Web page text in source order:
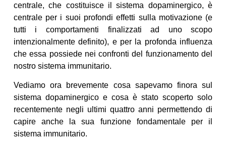
centrale, che costituisce il sistema dopaminergico, è
centrale per i suoi profondi effetti sulla motivazione (e
tutti i comportamenti finalizzati ad uno scopo
intenzionalmente definito), e per la profonda influenza
che essa possiede nei confronti del funzionamento del
nostro sistema immunitario.
Vediamo ora brevemente cosa sapevamo finora sul
sistema dopaminergico e cosa è stato scoperto solo
recentemente negli ultimi quattro anni permettendo di
capire anche la sua funzione fondamentale per il
sistema immunitario.